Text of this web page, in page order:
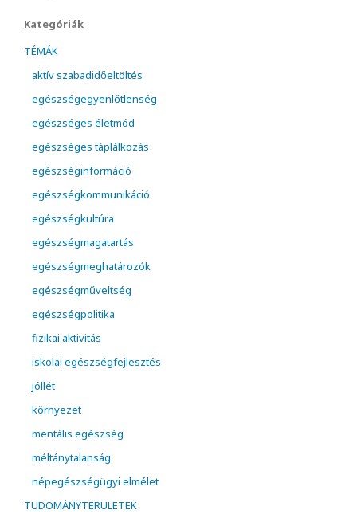
Kategóriák
TÉMÁK
aktív szabadidőeltöltés
egészségegyenlőtlenség
egészséges életmód
egészséges táplálkozás
egészséginformáció
egészségkommunikáció
egészségkultúra
egészségmagatartás
egészségmeghatározók
egészségműveltség
egészségpolitika
fizikai aktivitás
iskolai egészségfejlesztés
jóllét
környezet
mentális egészség
méltánytalanság
népegészségügyi elmélet
TUDOMÁNYTERÜLETEK